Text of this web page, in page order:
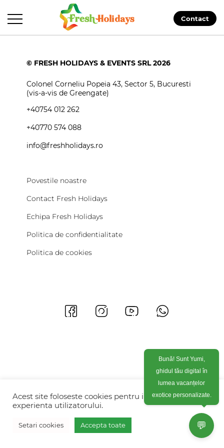
Contact
© FRESH HOLIDAYS & EVENTS SRL 2026
Colonel Corneliu Popeia 43, Sector 5, Bucuresti
(vis-a-vis de Greengate)
+40754 012 262
+40770 574 088
info@freshholidays.ro
Povestile noastre
Contact Fresh Holidays
Echipa Fresh Holidays
Politica de confidentialitate
Politica de cookies
Acest site foloseste cookies pentru imbunatati
experienta utilizatorului.
Setari cookies Accepta toate 💬
Bună! Sunt Yumi,
ghidul tău digital în
lumea vacanțelor
exotice personalizate.